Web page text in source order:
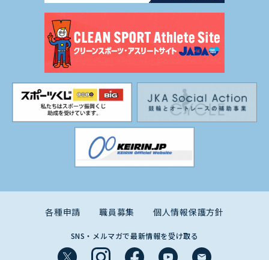
各種申請 職員募集 個人情報保護方針
SNS・メルマガで最新情報を受け取る